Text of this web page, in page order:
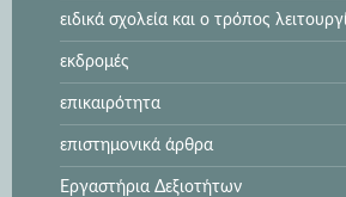
ειδικά σχολεία και ο τρόπος
εκδρομές
επικαιρότητα
επιστημονικά άρθρα
Εργαστήρια Δεξιοτήτων